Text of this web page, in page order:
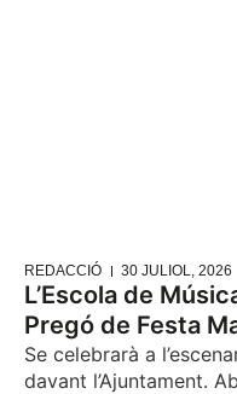
REDACCIÓ 30 JULIOL, 2026
L’Escola de
Pregó de Festa
Se celebrarà a
davant l’Ajuntament.